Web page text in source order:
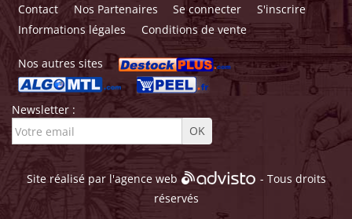
Contact Nos Partenaires Se connecter
S'inscrire
Informations légales
Conditions de vente
Nos autres sites
Newsletter :
Site réalisé par l'agence web
- Tous droits
réservés